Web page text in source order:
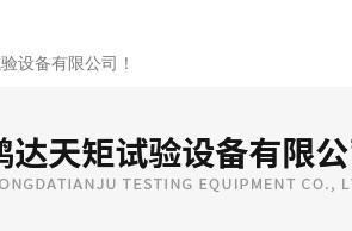
设备有限公司！